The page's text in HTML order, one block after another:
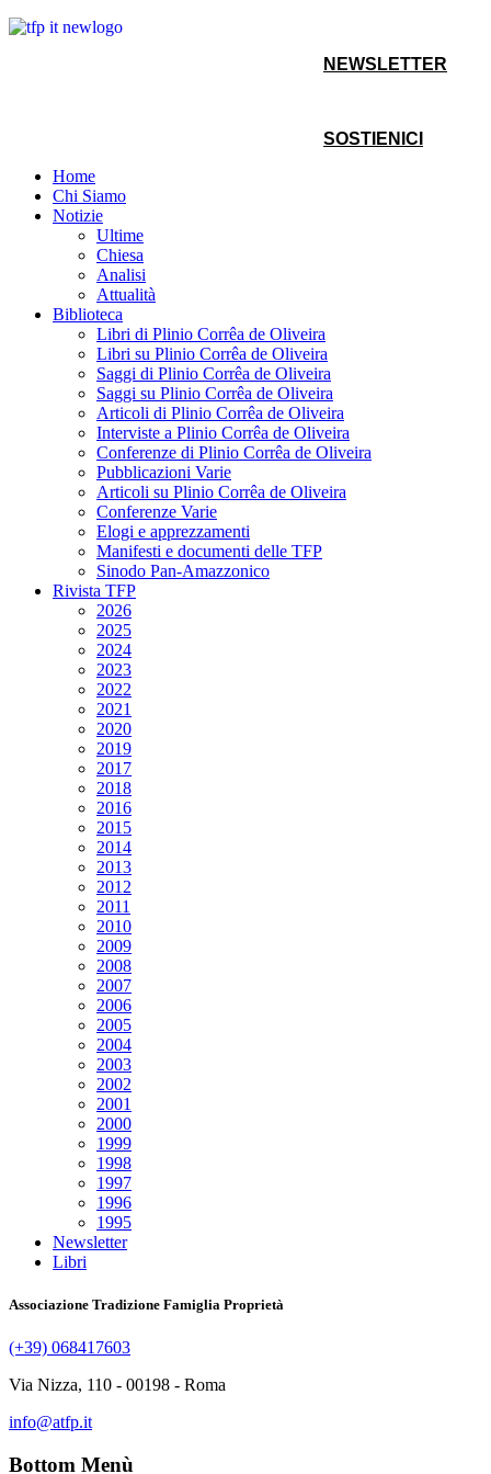
NEWSLETTER
SOSTIENICI
Home
Chi Siamo
Notizie
Ultime
Chiesa
Analisi
Attualità
Biblioteca
Libri di Plinio Corrêa de Oliveira
Libri su Plinio Corrêa de Oliveira
Saggi di Plinio Corrêa de Oliveira
Saggi su Plinio Corrêa de Oliveira
Articoli di Plinio Corrêa de Oliveira
Interviste a Plinio Corrêa de Oliveira
Conferenze di Plinio Corrêa de Oliveira
Pubblicazioni Varie
Articoli su Plinio Corrêa de Oliveira
Conferenze Varie
Elogi e apprezzamenti
Manifesti e documenti delle TFP
Sinodo Pan-Amazzonico
Rivista TFP
2026
2025
2024
2023
2022
2021
2020
2019
2017
2018
2016
2015
2014
2013
2012
2011
2010
2009
2008
2007
2006
2005
2004
2003
2002
2001
2000
1999
1998
1997
1996
1995
Newsletter
Libri
Associazione Tradizione Famiglia Proprietà
(+39) 068417603
Via Nizza, 110 - 00198 - Roma
info@atfp.it
Bottom Menù